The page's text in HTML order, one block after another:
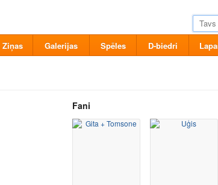
Ziņas Galerijas Spēles D-biedri
Fani